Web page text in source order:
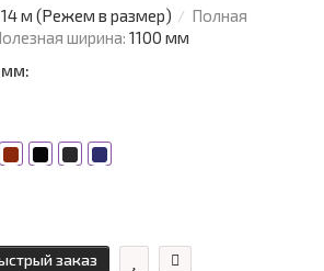
м (Режем в размер)
Полная
ширина: 1100 мм
мм:
заказ